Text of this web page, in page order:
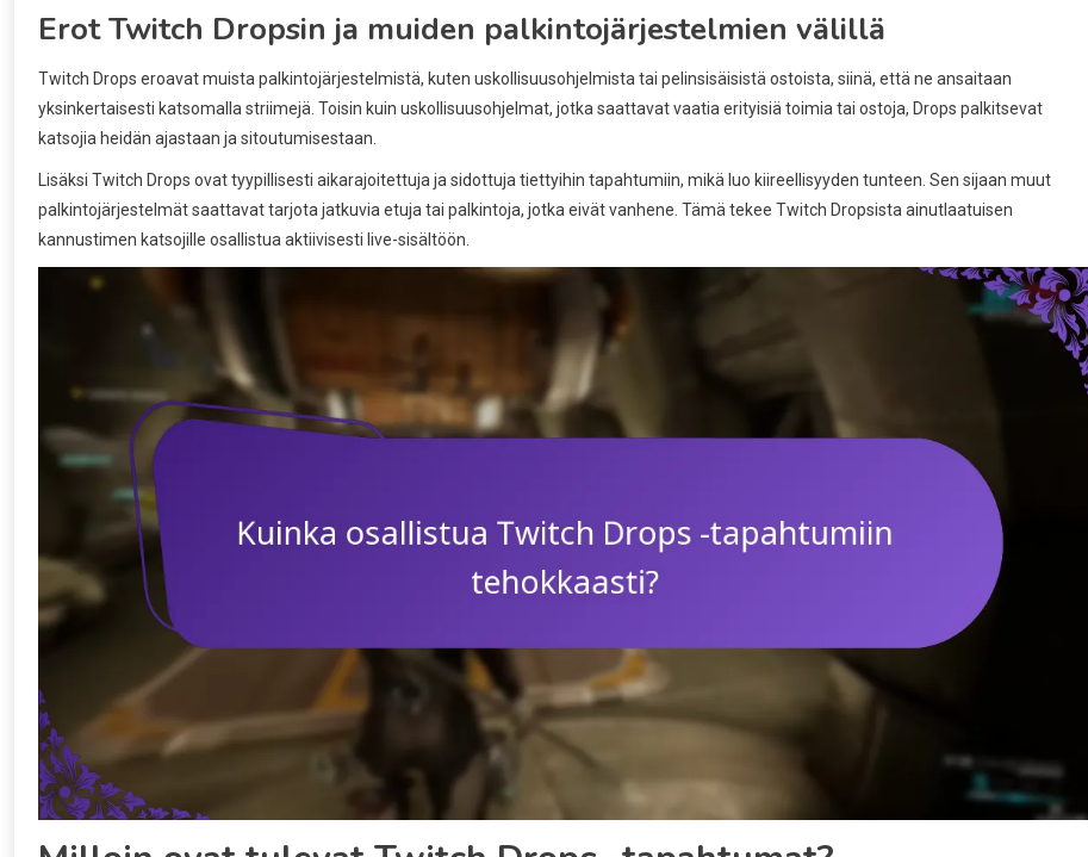
Erot Twitch Dropsin ja muiden palkintojärjestelmien välillä
Twitch Drops eroavat muista palkintojärjestelmistä, kuten uskollisuusohjelmista tai pelinsisäisistä ostoista, siinä, että ne ansaitaan
yksinkertaisesti katsomalla striimejä. Toisin kuin uskollisuusohjelmat, jotka saattavat vaatia erityisiä toimia tai ostoja, Drops palkitsevat
katsojia heidän ajastaan ja sitoutumisestaan.
Lisäksi Twitch Drops ovat tyypillisesti aikarajoitettuja ja sidottuja tiettyihin tapahtumiin, mikä luo kiireellisyyden tunteen. Sen sijaan muut
palkintojärjestelmät saattavat tarjota jatkuvia etuja tai palkintoja, jotka eivät vanhene. Tämä tekee Twitch Dropsista ainutlaatuisen
kannustimen katsojille osallistua aktiivisesti live-sisältöön.